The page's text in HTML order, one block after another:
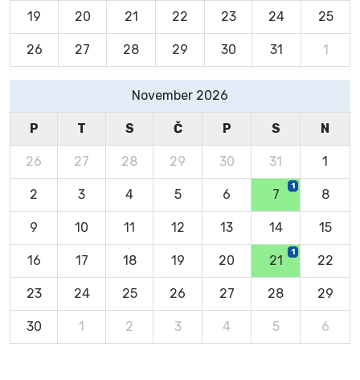
19 20 21 22 23 24 25
26 27 28 29 30 31 1
November 2026
P T S Č P S N
26 27 28 29 30 31 1
2 3 4 5 6 7
1
8
9 10 11 12 13 14 15
16 17 18 19 20 21
1
22
23 24 25 26 27 28 29
30 1 2 3 4 5 6